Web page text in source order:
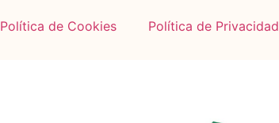
Política de Cookies Política de Privacidad